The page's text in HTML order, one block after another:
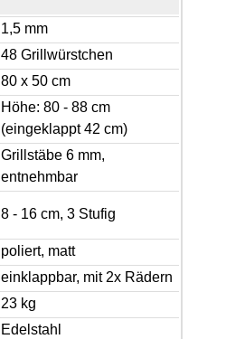
1,5 mm
48 Grillwürstchen
80 x 50 cm
Höhe: 80 - 88 cm
(eingeklappt 42 cm)
Grillstäbe 6 mm,
entnehmbar
8 - 16 cm, 3 Stufig
poliert, matt
einklappbar, mit 2x Rädern
23 kg
Edelstahl